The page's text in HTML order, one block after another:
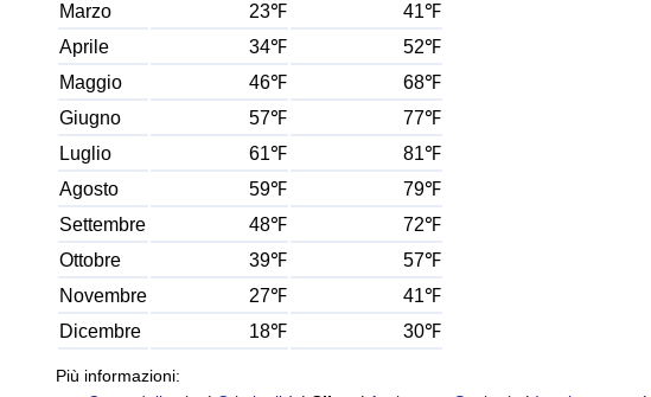
Marzo
23℉
41℉
Aprile
34℉
52℉
Maggio
46℉
68℉
Giugno
57℉
77℉
Luglio
61℉
81℉
Agosto
59℉
79℉
Settembre
48℉
72℉
Ottobre
39℉
57℉
Novembre
27℉
41℉
Dicembre
18℉ 30℉
Più informazioni: